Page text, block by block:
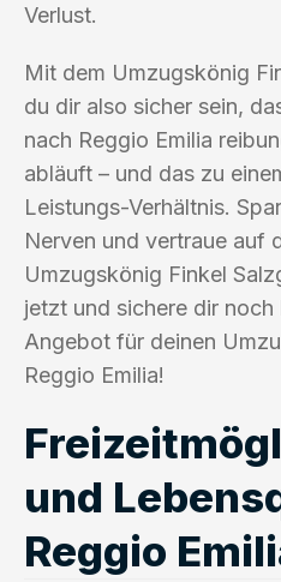
Verlust.
Mit dem Umzugskönig
du dir also sicher sein,
nach Reggio Emilia
abläuft – und das zu
Leistungs-Verhältnis.
Nerven und vertraue auf
Umzugskönig Finkel
jetzt und sichere dir
Angebot für deinen
Reggio Emilia!
und
Reggio